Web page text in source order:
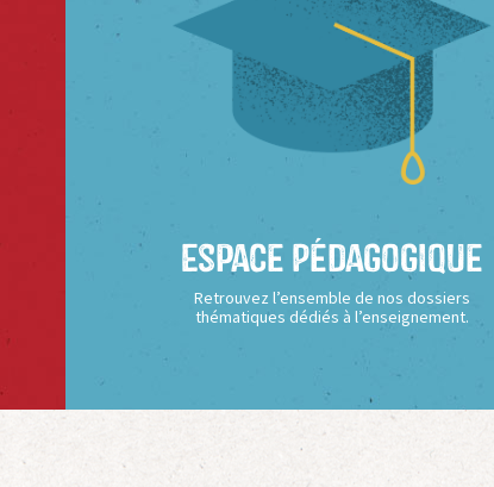
Espace Pédagogique
Retrouvez l’ensemble de nos dossiers
thématiques dédiés à l’enseignement.